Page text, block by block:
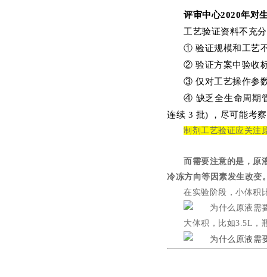
评审中心2020年对
工艺验证资料不充
① 验证规模和工艺
② 验证方案中验收
③ 仅对工艺操作参
④ 缺乏全生命周期
连续 3 批) ，尽可能考察
制剂工艺验证应关注
而需要注意的是，原
冷冻方向等因素发生改变
在实验阶段，小体积
大体积，比如3.5L ，